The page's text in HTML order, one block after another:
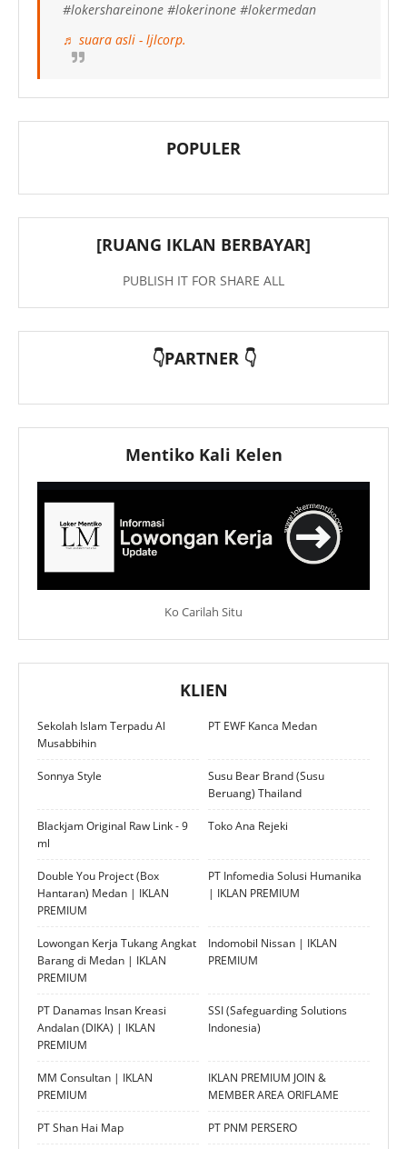
#lokershareinone #lokerinone #lokermedan
♬ suara asli - ljlcorp.
POPULER
[RUANG IKLAN BERBAYAR]
PUBLISH IT FOR SHARE ALL
👇PARTNER 👇
Mentiko Kali Kelen
Ko Carilah Situ
KLIEN
Sekolah Islam Terpadu Al
Musabbihin
PT EWF Kanca Medan
Sonnya Style
Susu Bear Brand (Susu
Beruang) Thailand
Blackjam Original Raw Link - 9
ml
Toko Ana Rejeki
Double You Project (Box
Hantaran) Medan | IKLAN
PREMIUM
PT Infomedia Solusi Humanika
| IKLAN PREMIUM
Lowongan Kerja Tukang Angkat
Barang di Medan | IKLAN
PREMIUM
Indomobil Nissan | IKLAN
PREMIUM
PT Danamas Insan Kreasi
Andalan (DIKA) | IKLAN
PREMIUM
SSI (Safeguarding Solutions
Indonesia)
MM Consultan | IKLAN
PREMIUM
IKLAN PREMIUM JOIN &
MEMBER AREA ORIFLAME
PT Shan Hai Map PT PNM PERSERO